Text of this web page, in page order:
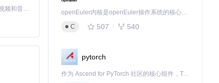
MiniMax H3 是一个通用的全模态生成系统。它支持对由文本、图像、视频和音频组成的多模态上下文进行统一理解，并能生成分辨率高达 2K、时长可达 15 秒的带原生立体声音频的视频。得益于面向任务泛化的系统设计，H3 在预训练阶段就已具备广泛的多模态上下文理解与生成能力，能够出色地执行复杂的多模态指令。
openEuler内核是openEuler操作系统的核心，既是系统性能与稳定性的基石，也是连接处理器、设备与服务的桥梁。
C
507 540
pytorch
作为 Ascend for PyTorch 社区的核心组件，TorchNPU 是昇腾专为 PyTorch 打造的深度学习适配插件，使 PyTorch 框架能够直接调用昇腾 NPU，为开发者提供昇腾 AI 处理器的超强算力。